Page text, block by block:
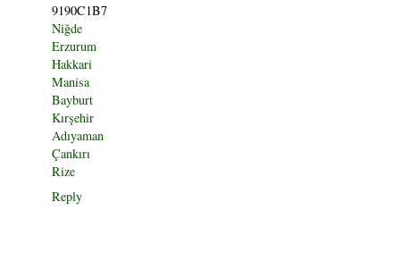
9190C1B7
Niğde
Erzurum
Hakkari
Manisa
Bayburt
Kırşehir
Adıyaman
Çankırı
Rize
Reply